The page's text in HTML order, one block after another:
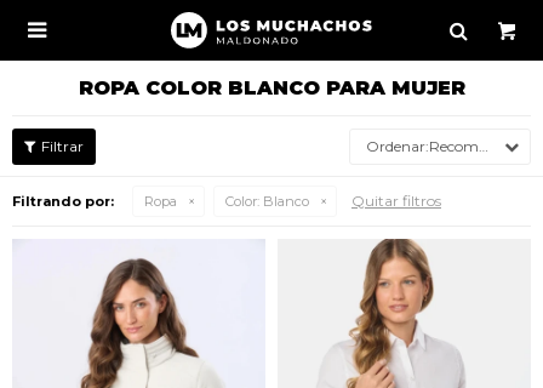

ROPA COLOR BLANCO PARA MUJER
Recomendados
Filtrando por: Ropa Color: Blanco Quitar filtros